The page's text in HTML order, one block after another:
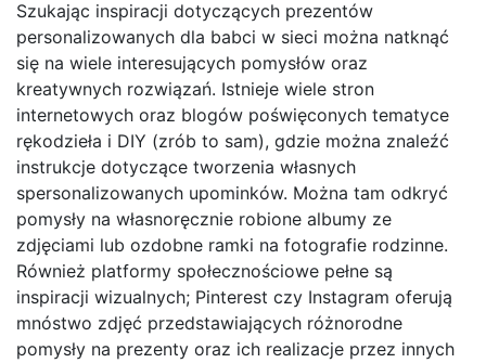
Szukając inspiracji dotyczących prezentów
personalizowanych dla babci w sieci można natknąć
się na wiele interesujących pomysłów oraz
kreatywnych rozwiązań. Istnieje wiele stron
internetowych oraz blogów poświęconych tematyce
rękodzieła i DIY (zrób to sam), gdzie można znaleźć
instrukcje dotyczące tworzenia własnych
spersonalizowanych upominków. Można tam odkryć
pomysły na własnoręcznie robione albumy ze
zdjęciami lub ozdobne ramki na fotografie rodzinne.
Również platformy społecznościowe pełne są
inspiracji wizualnych; Pinterest czy Instagram oferują
mnóstwo zdjęć przedstawiających różnorodne
pomysły na prezenty oraz ich realizacje przez innych